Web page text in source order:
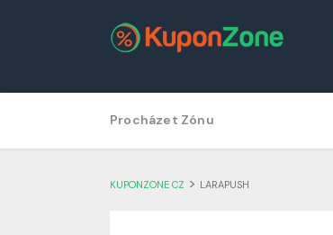
to
content
Procházet Zónu
KUPONZONE CZ > LARAPUSH